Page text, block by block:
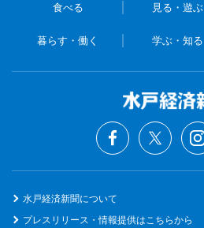
食べる 見る・遊ぶ
暮らす・働く 学ぶ・知る
水戸経済新聞について
プレスリリース・情報提供はこちらから